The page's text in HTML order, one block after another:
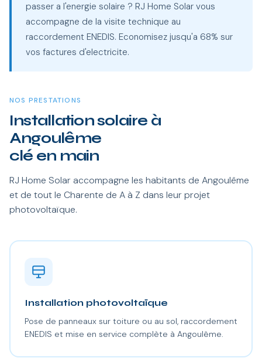
passer a l'energie solaire ? RJ Home Solar vous
accompagne de la visite technique au
raccordement ENEDIS. Economisez jusqu'a 68% sur
vos factures d'electricite.
NOS PRESTATIONS
Installation solaire à
Angoulême
clé en main
RJ Home Solar accompagne les habitants de Angoulême
et de tout le Charente de A à Z dans leur projet
photovoltaïque.
Installation photovoltaïque
Pose de panneaux sur toiture ou au sol, raccordement
ENEDIS et mise en service complète à Angoulême.